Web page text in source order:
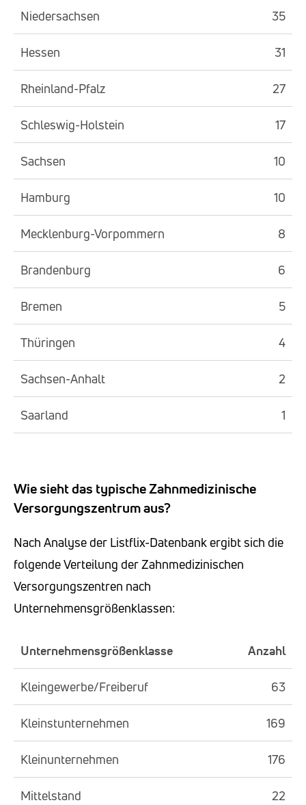
Niedersachsen 35
Hessen 31
Rheinland-Pfalz 27
Schleswig-Holstein 17
Sachsen 10
Hamburg 10
Mecklenburg-Vorpommern 8
Brandenburg 6
Bremen 5
Thüringen 4
Sachsen-Anhalt 2
Saarland 1
Wie sieht das typische Zahnmedizinische
Versorgungszentrum aus?
Nach Analyse der Listflix-Datenbank ergibt sich die
folgende Verteilung der Zahnmedizinischen
Versorgungszentren nach
Unternehmensgrößenklassen:
Unternehmensgrößenklasse Anzahl
Kleingewerbe/Freiberuf 63
Kleinstunternehmen 169
Kleinunternehmen 176
Mittelstand 22